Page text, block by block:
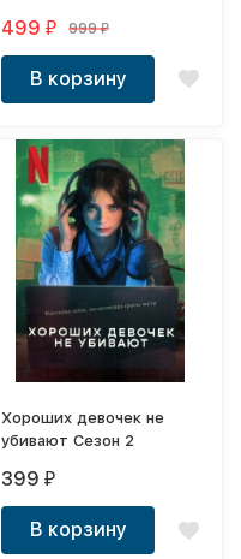
499₽ 999₽
В корзину
Хороших девочек не
убивают Сезон 2
399₽
В корзину